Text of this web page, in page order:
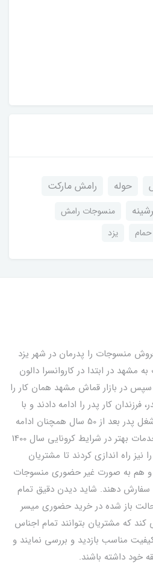
حوله
رامش مارکت
منسوجات رامش
یزد
کار فروش منسوجات را پدرمان در شهر یزد
مشهد در ابتدا در کاروانسرا دالون
و سپس در بازار قماش مشهد همان کار را
کار پدر را ادامه دادند و با
فروش انواع روفرشی و حوله، شغل پدر بعد از 50 سال همچنان ادامه
دارد. حال فرزندان برای ارائه خدمات بهتر در شرایط کرونایی سال 1400
راه اندازی کردند تا مشتریان
هم به صورت غیر حضوری منسوجات
سفارش دهند. شاید دیدن دقیق تمام
باز شده در خرید حضوری میسر
که مشتریان بتوانند تمام اجناس
مناسب بازدید و بررسی نمایند و
خود داشته باشند.